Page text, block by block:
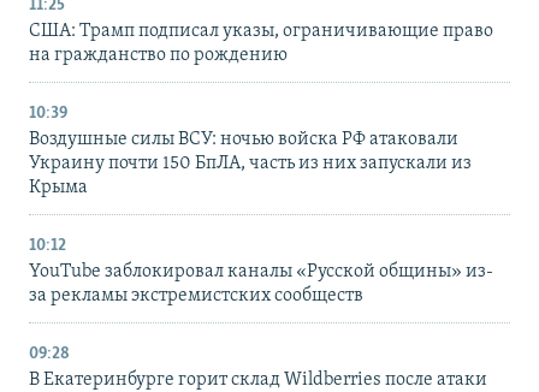
11:25
США: Трамп подписал указы, ограничивающие право
на гражданство по рождению
10:39
Воздушные силы ВСУ: ночью войска РФ атаковали
Украину почти 150 БпЛА, часть из них запускали из
Крыма
10:12
YouTube заблокировал каналы «Русской общины» из-
за рекламы экстремистских сообществ
09:28
В Екатеринбурге горит склад Wildberries после атаки